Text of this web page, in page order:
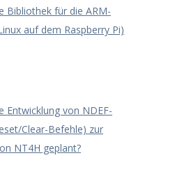
Bibliothek für die ARM-
auf dem Raspberry Pi)
Entwicklung von NDEF-
Clear-Befehle) zur
NT4H geplant?